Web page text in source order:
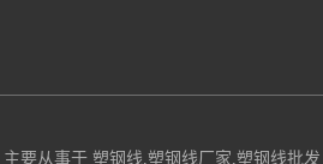
主要从事于 塑钢线,塑钢线厂家,塑钢线批发